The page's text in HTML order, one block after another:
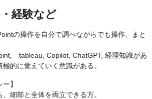
経験など
の操作を自分で調べながらでも操作、まと
tableau, Copilot, ChatGPT, 経理知識があ
的に覚えていく意識がある。
】
細部と全体を両立できる方。